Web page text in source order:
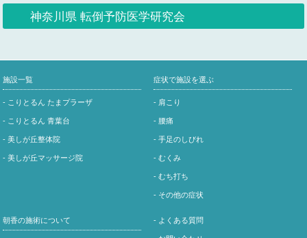
ご不便をお掛けいたしますが、皆様・スタッフ双
※今、 お手持ちの 『こりとるんチケット』 は、
その有効期限を2020年12月末までとさせていただ
きます。
◆ネット予約ができます。
こりとるん全店舗でネット予約が行えます。な
せメール」を『受け取る』（チェックを入れる）
神奈川県 転倒予防医学研究会
施設一覧
- こりとるん たまプラーザ
- こりとるん 青葉台
- 美しが丘整体院
- 美しが丘マッサージ院
症状で施設を選ぶ
- 肩こり
- 腰痛
- 手足のしびれ
- むくみ
- むち打ち
- その他の症状
朝香の施術について - よくある質問